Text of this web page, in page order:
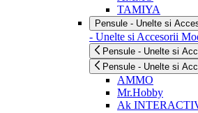
TAMIYA
Pensule - Unelte si
- Unelte si Accesorii
Pensule - Unelte si
Pensule - Unelte si
AMMO
Mr.Hobby
Ak